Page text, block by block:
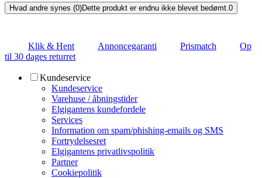
Hvad andre synes (0)Dette produkt er endnu ikke blevet bedømt. 0
Klik & Hent Annoncegaranti Prismatch
Op
til 30 dages returret
Kundeservice
Kundeservice
Varehuse / åbningstider
Elgigantens kundefordele
Services
Information om spam/phishing-emails og SMS
Fortrydelsesret
Elgigantens privatlivspolitik
Partner
Cookiepolitik